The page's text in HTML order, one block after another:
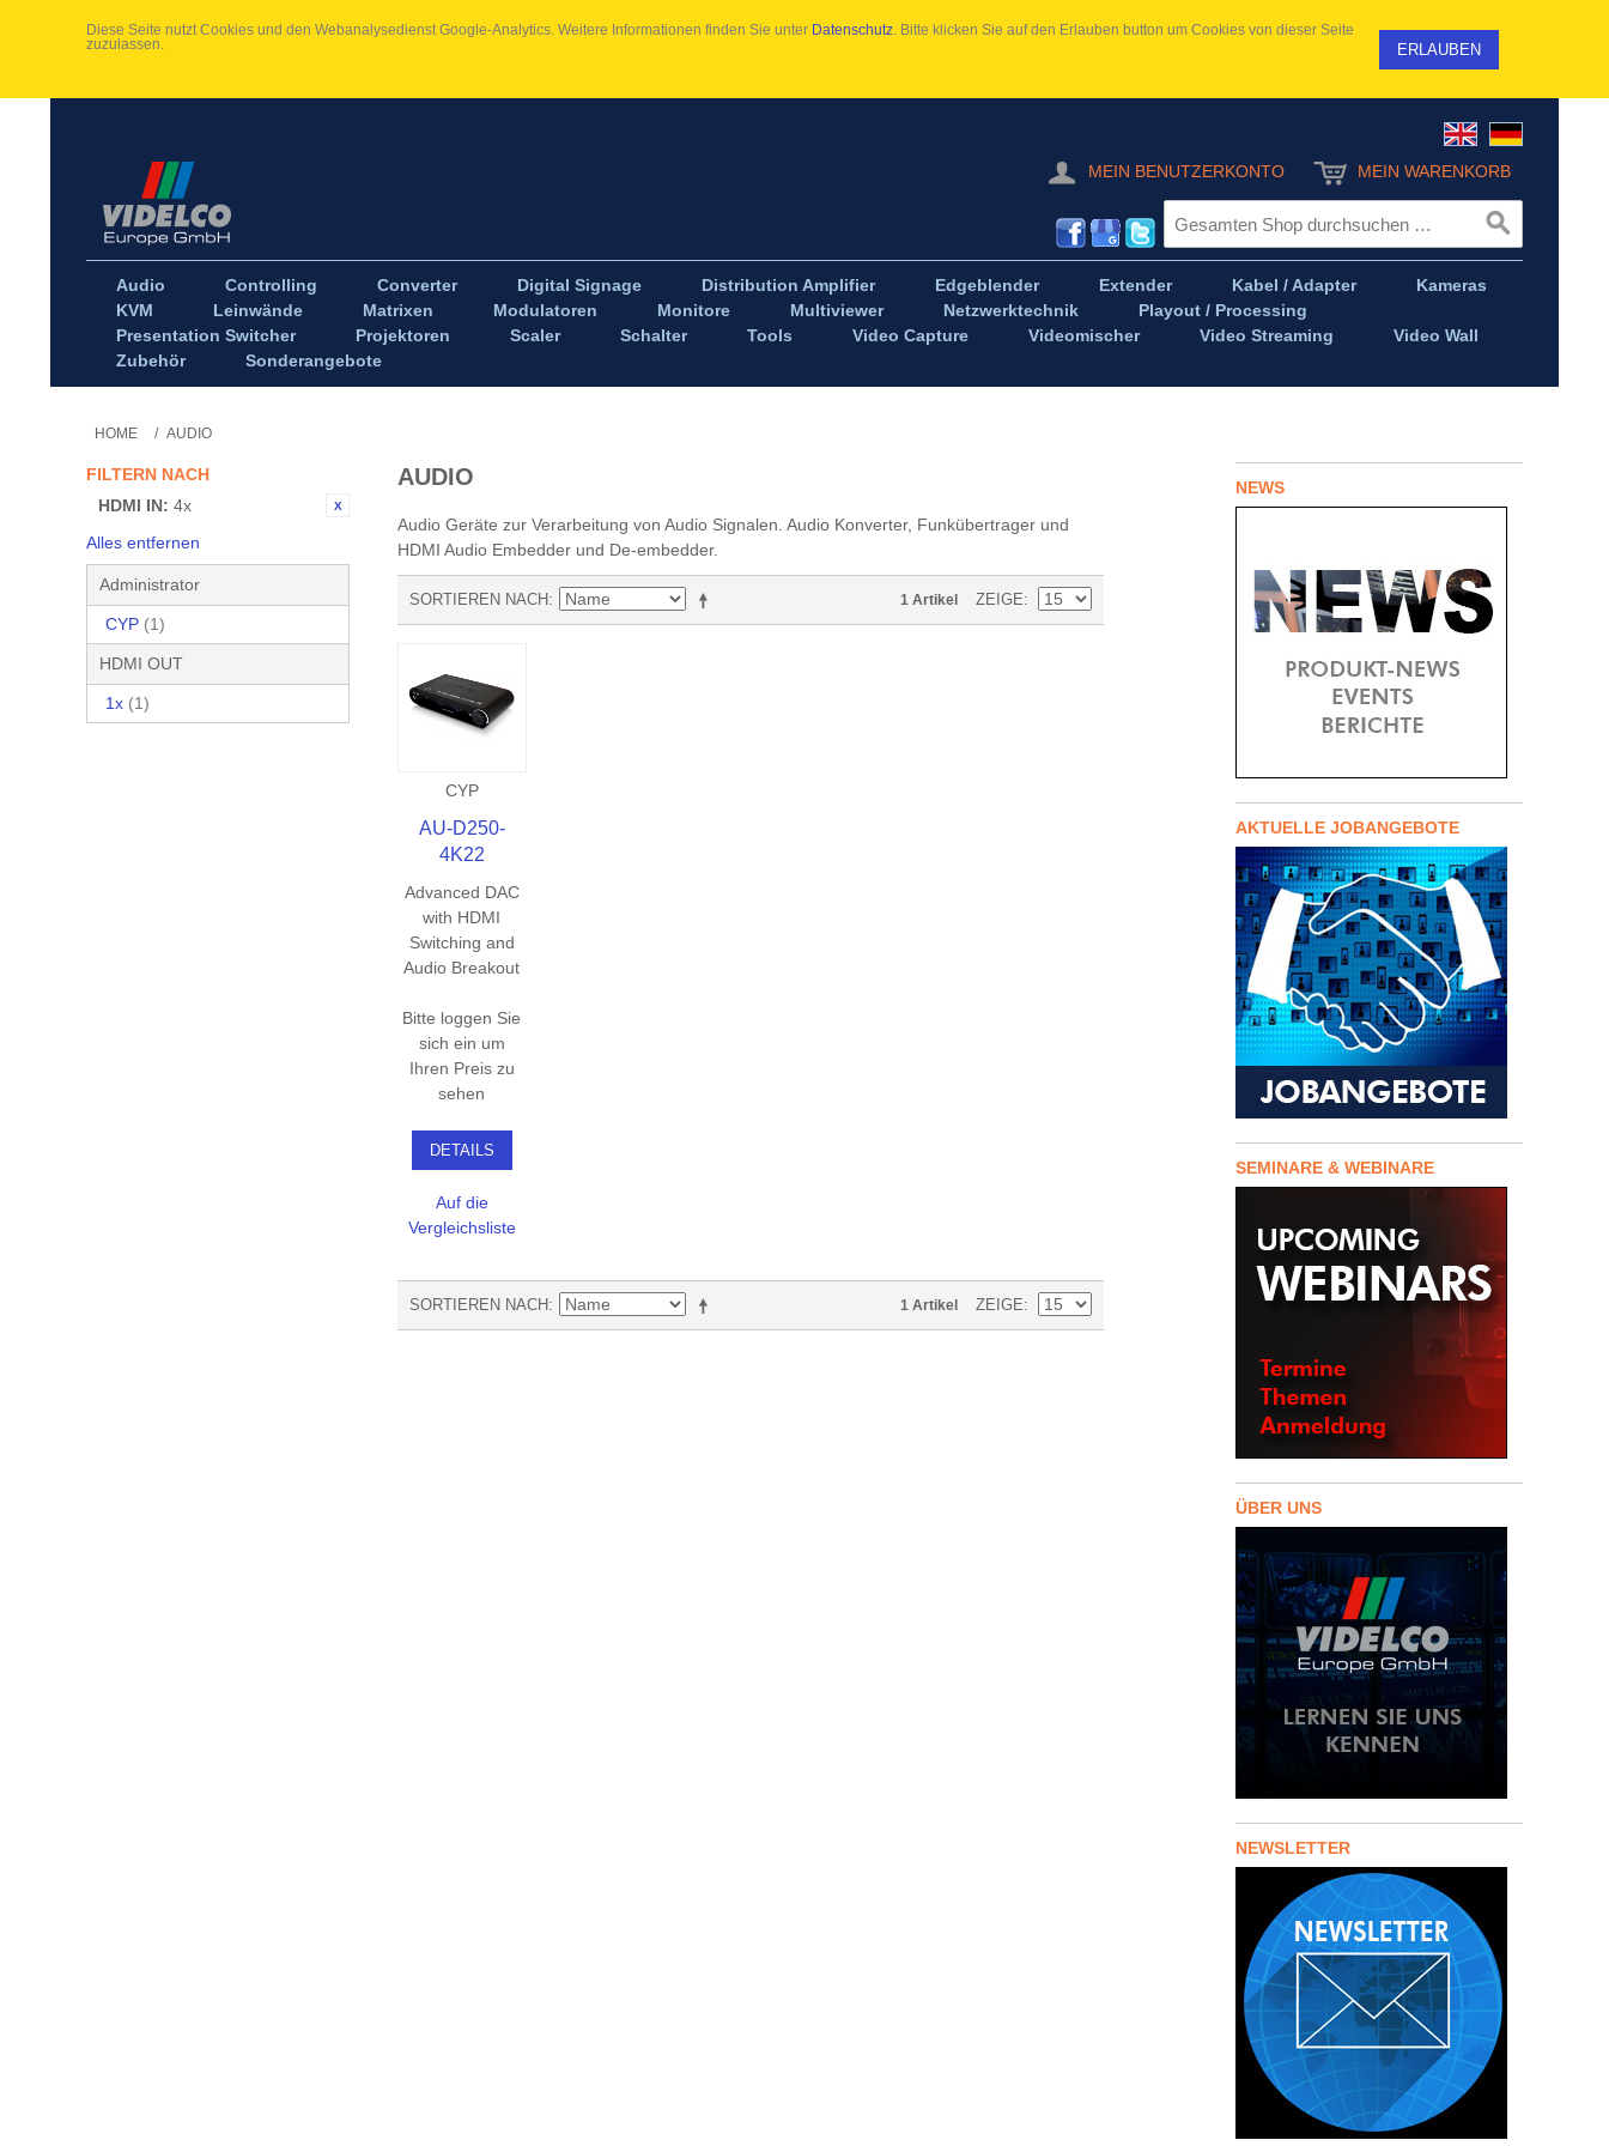
Diese Seite nutzt Cookies und den Webanalysedienst Google-Analytics. Weitere Informationen finden Sie unter Datenschutz . Bitte klicken Sie auf den Erlauben button um Cookies von dieser Seite
zuzulassen.
ERLAUBEN
MEIN BENUTZERKONTO MEIN WARENKORB
Audio Controlling Converter Digital Signage Distribution Amplifier Edgeblender Extender Kabel / Adapter
Kameras
KVM
Leinwände Matrixen Modulatoren Monitore Multiviewer Netzwerktechnik
Playout / Processing
Presentation Switcher
Projektoren Scaler Schalter Tools Video Capture Videomischer Video Streaming
Video Wall
Zubehör
Sonderangebote
HOME / AUDIO
FILTERN NACH
HDMI IN: 4x
Alles entfernen
Administrator
CYP (1)
HDMI OUT
1x (1)
AUDIO
Audio Geräte zur Verarbeitung von Audio Signalen. Audio Konverter, Funkübertrager und
HDMI Audio Embedder und De-embedder.
SORTIEREN NACH 1 Artikel ZEIGE
CYP
AU-D250-
4K22
Advanced DAC
with HDMI
Switching and
Audio Breakout
Bitte loggen Sie
sich ein um
Ihren Preis zu
sehen
DETAILS
Auf die
Vergleichsliste
SORTIEREN NACH 1 Artikel ZEIGE
NEWS
AKTUELLE JOBANGEBOTE
SEMINARE & WEBINARE
ÜBER UNS
NEWSLETTER